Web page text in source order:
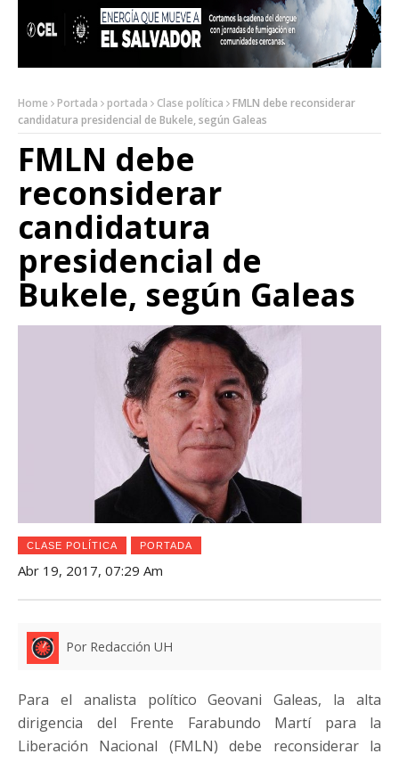
Home Portada portada Clase política
FMLN debe reconsiderar
candidatura presidencial de Bukele, según Galeas
FMLN debe
reconsiderar
candidatura
presidencial de
Bukele, según Galeas
CLASE POLÍTICA PORTADA
Abr 19, 2017, 07:29 Am
Por Redacción UH
Para el analista político Geovani Galeas, la alta
dirigencia del Frente Farabundo Martí para la
Liberación Nacional (FMLN) debe reconsiderar la